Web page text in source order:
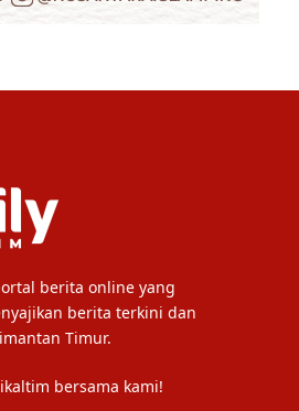
berita online yang
berita terkini dan
Timur.
bersama kami!